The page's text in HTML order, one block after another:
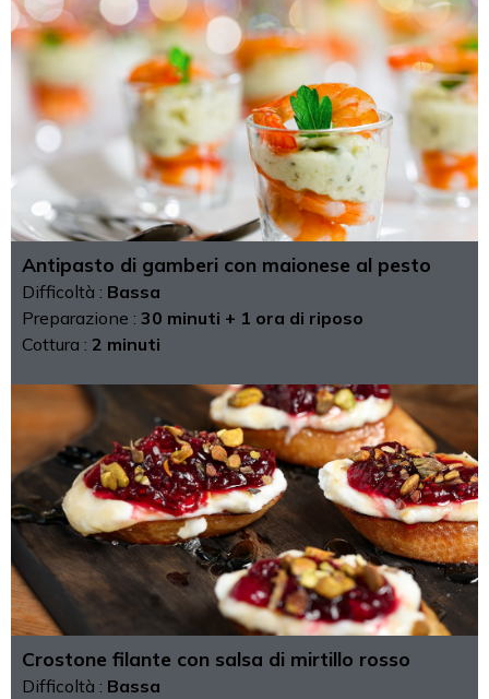
Antipasto di gamberi con maionese al pesto
Difficoltà : Bassa
Preparazione : 30 minuti + 1 ora di riposo
Cottura : 2 minuti
Crostone filante con salsa di mirtillo rosso
Difficoltà : Bassa